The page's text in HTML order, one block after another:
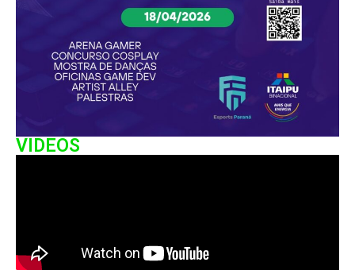
VIDEOS